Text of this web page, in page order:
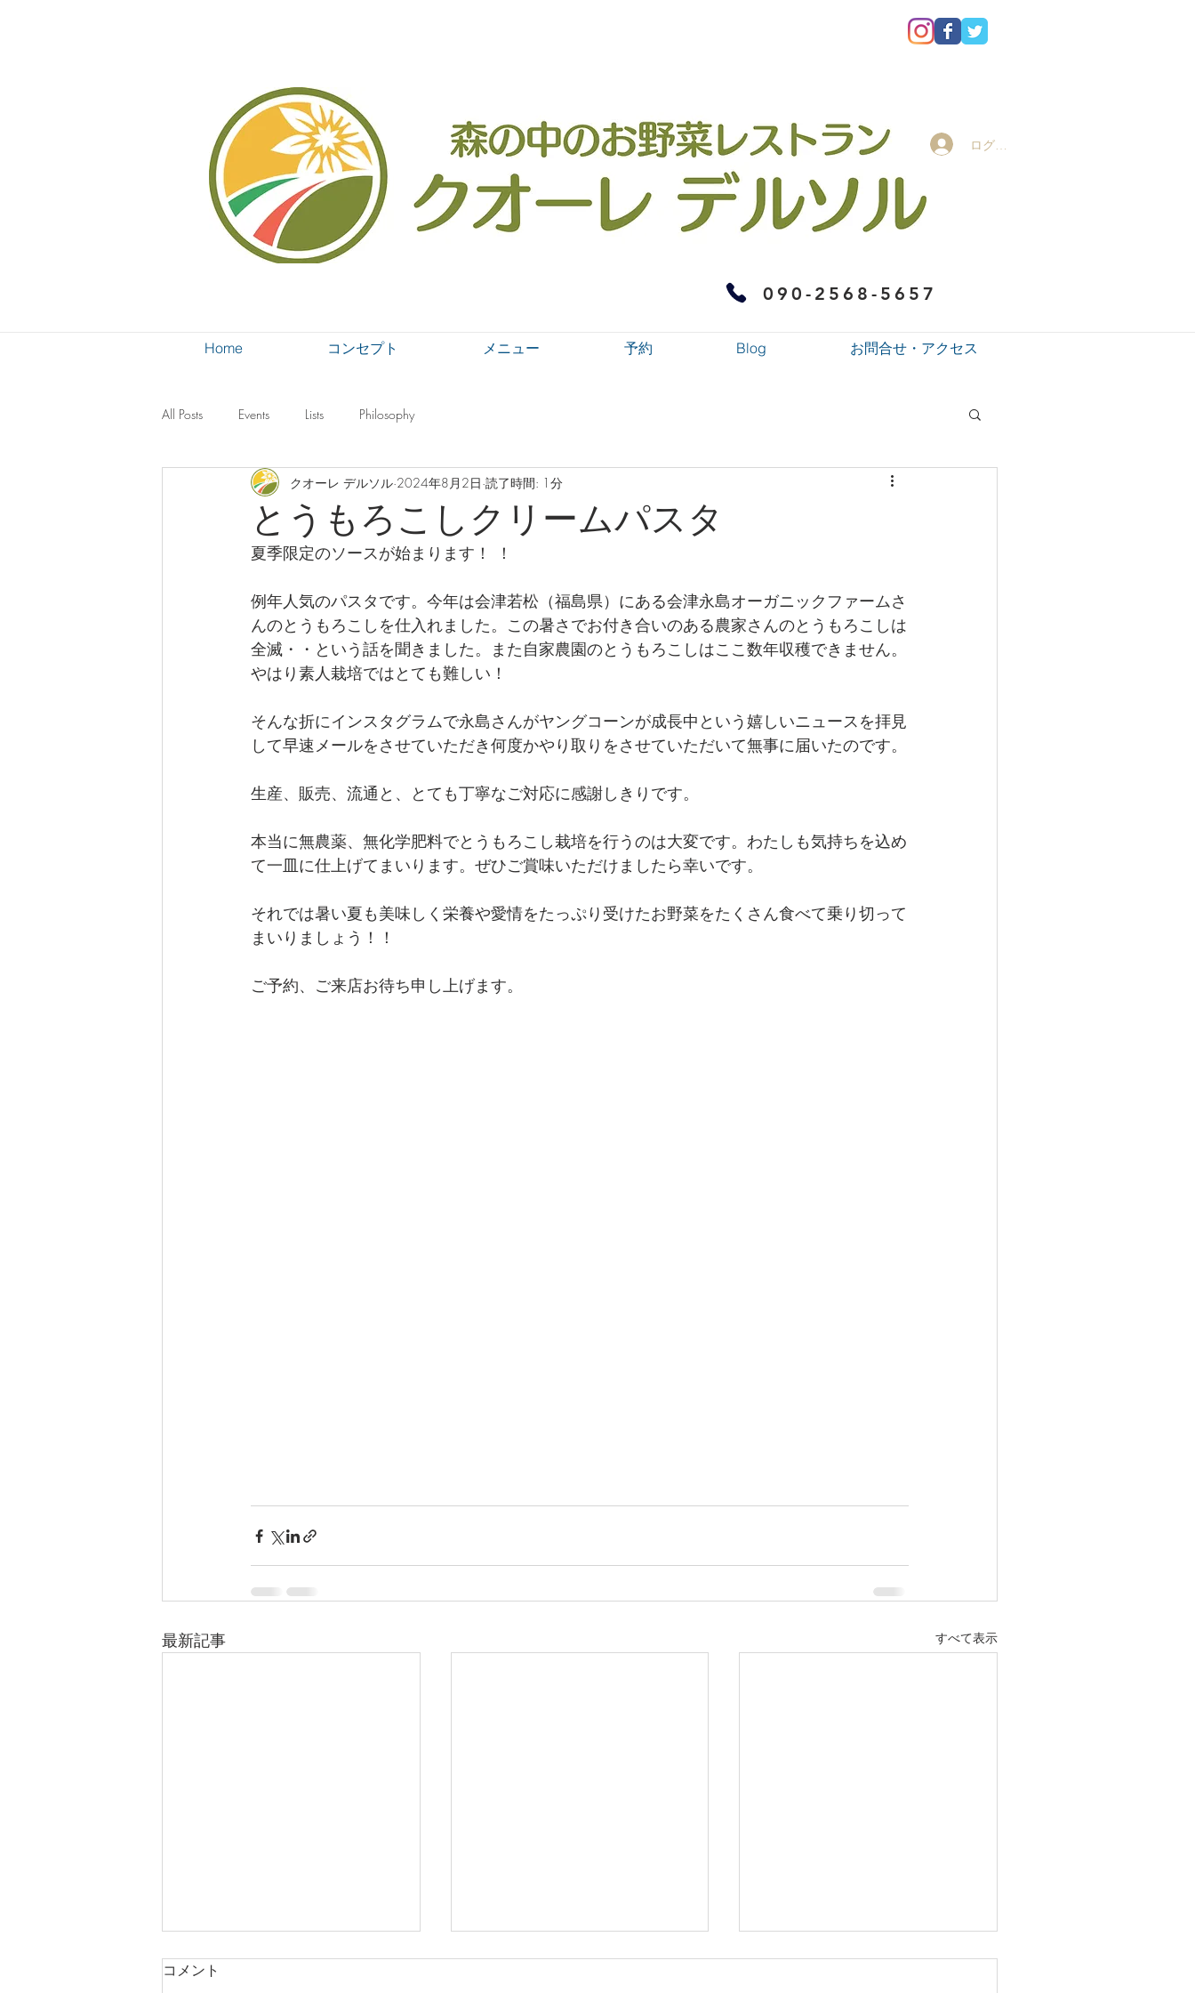
ログイン
090-2568-5657
Home コンセプト メニュー 予約 Blog お問合せ・アクセス
All Posts Events Lists Philosophy
とうもろこしクリームパスタ
クオーレ デルソル 2024年8月2日 読了時間: 1分
夏季限定のソースが始まります！ ！
例年人気のパスタです。今年は会津若松（福島県）にある会津永島オーガニックファームさ
んのとうもろこしを仕入れました。この暑さでお付き合いのある農家さんのとうもろこしは
全滅・・という話を聞きました。また自家農園のとうもろこしはここ数年収穫できません。
やはり素人栽培ではとても難しい！
そんな折にインスタグラムで永島さんがヤングコーンが成長中という嬉しいニュースを拝見
して早速メールをさせていただき何度かやり取りをさせていただいて無事に届いたのです。
生産、販売、流通と、とても丁寧なご対応に感謝しきりです。
本当に無農薬、無化学肥料でとうもろこし栽培を行うのは大変です。わたしも気持ちを込め
て一皿に仕上げてまいります。ぜひご賞味いただけましたら幸いです。
それでは暑い夏も美味しく栄養や愛情をたっぷり受けたお野菜をたくさん食べて乗り切って
まいりましょう！！
ご予約、ご来店お待ち申し上げます。
最新記事 すべて表示
コメント